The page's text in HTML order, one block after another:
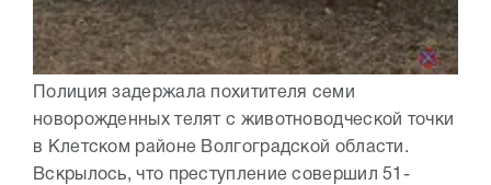
Полиция задержала похитителя семи
новорожденных телят с животноводческой точки
в Клетском районе Волгоградской области.
Вскрылось, что преступление совершил 51-